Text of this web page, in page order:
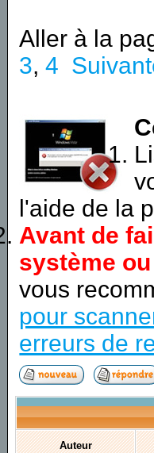
Aller à la
3,4
l'aide de la
Avant de
système
vous
pour
erreurs de
Auteur